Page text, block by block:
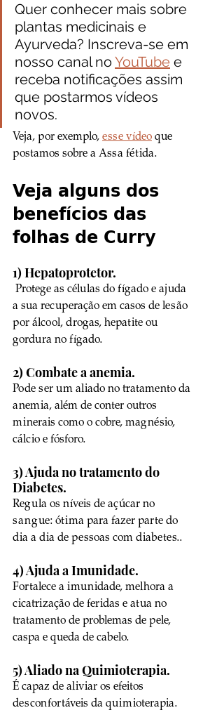
Quer conhecer mais sobre
plantas medicinais e
Ayurveda? Inscreva-se em
nosso canal no YouTube e
receba notificações assim
que postarmos vídeos
novos.
Veja, por exemplo, esse vídeo que
postamos sobre a Assa fétida.
Veja alguns dos
benefícios das
folhas de Curry
1) Hepatoprotetor.
a sua recuperação em casos de lesão
por álcool, drogas, hepatite ou
gordura no fígado.
2) Combate a anemia.
Pode ser um aliado no tratamento da
anemia, além de conter outros
minerais como o cobre, magnésio,
cálcio e fósforo.
3) Ajuda no tratamento do
Diabetes.
Regula os níveis de açúcar no
sangue: ótima para fazer parte do
dia a dia de pessoas com diabetes..
4) Ajuda a Imunidade.
Fortalece a imunidade, melhora a
cicatrização de feridas e atua no
tratamento de problemas de pele,
caspa e queda de cabelo.
5) Aliado na Quimioterapia.
É capaz de aliviar os efeitos
desconfortáveis da quimioterapia.